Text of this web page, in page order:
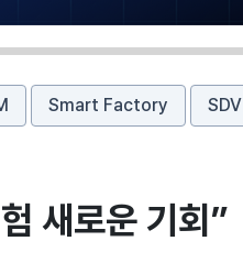
Smart Factory SDV
새로운 기회”